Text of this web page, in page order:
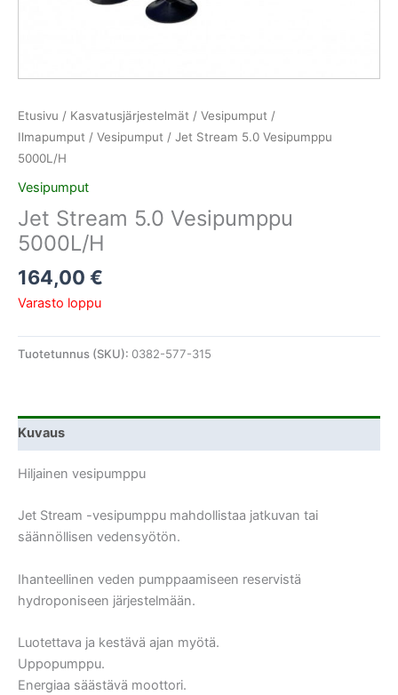
Etusivu / Kasvatusjärjestelmät / Vesipumput /
Ilmapumput / Vesipumput / Jet Stream 5.0 Vesipumppu
5000L/H
Vesipumput
Jet Stream 5.0 Vesipumppu
5000L/H
164,00 €
Varasto loppu
Tuotetunnus (SKU): 0382-577-315
Kuvaus
Hiljainen vesipumppu
Jet Stream -vesipumppu mahdollistaa jatkuvan tai
säännöllisen vedensyötön.
Ihanteellinen veden pumppaamiseen reservistä
hydroponiseen järjestelmään.
Luotettava ja kestävä ajan myötä.
Uppopumppu.
Energiaa säästävä moottori.